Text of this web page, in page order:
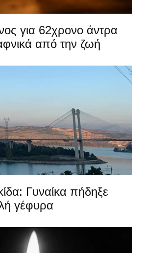
για 62χρονο άντρα
από την ζωή
Γυναίκα πήδηξε
γέφυρα